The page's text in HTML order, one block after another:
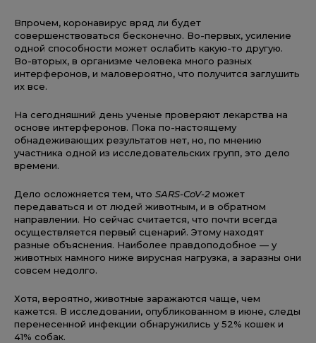
Впрочем, коронавирус вряд ли будет
совершенствоваться бесконечно. Во-первых, усиление
одной способности может ослабить какую-то другую.
Во-вторых, в организме человека много разных
интерферонов, и маловероятно, что получится заглушить
их все.
На сегодняшний день ученые проверяют лекарства на
основе интерферонов. Пока по-настоящему
обнадеживающих результатов нет, но, по мнению
участника одной из исследовательских групп, это дело
времени.
Дело осложняется тем, что SARS-CoV-2может
передаваться и от людей животным, и в обратном
направлении. Но сейчас считается, что почти всегда
осуществляется первый сценарий. Этому находят
разные объяснения. Наиболее правдоподобное — у
животных намного ниже вирусная нагрузка, а заразны они
совсем недолго.
Хотя, вероятно, животные заражаются чаще, чем
кажется. В исследовании, опубликованном в июне, следы
перенесенной инфекции обнаружились у 52% кошек и
41% собак.